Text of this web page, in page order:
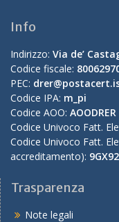
Info
Indirizzo: Via de’
Codice fiscale:
PEC:
Codice IPA: m_pi
Codice AOO: AOODRER
Codice Univoco Fatt.
Codice Univoco Fatt.
accreditamento):
Trasparenza
Note legali